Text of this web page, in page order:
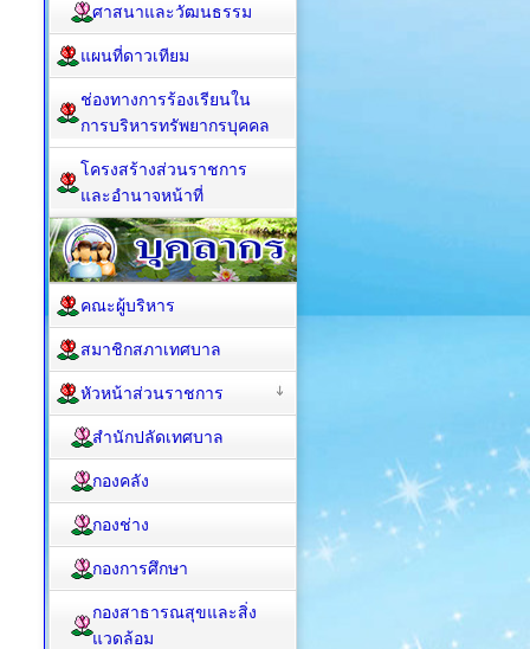
ศาสนาและวัฒนธรรม
แผนที่ดาวเทียม
ช่องทางการร้องเรียนใน
การบริหารทรัพยากรบุคคล
โครงสร้างส่วนราชการ
และอำนาจหน้าที่
คณะผู้บริหาร
สมาชิกสภาเทศบาล
หัวหน้าส่วนราชการ
สำนักปลัดเทศบาล
กองคลัง
กองช่าง
กองการศึกษา
กองสาธารณสุขและสิ่ง
แวดล้อม